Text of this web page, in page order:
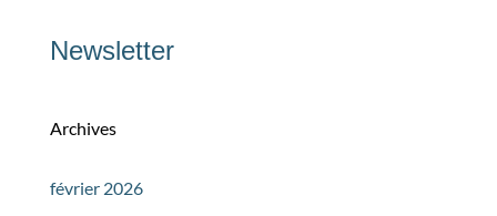
Newsletter
Archives
février 2026